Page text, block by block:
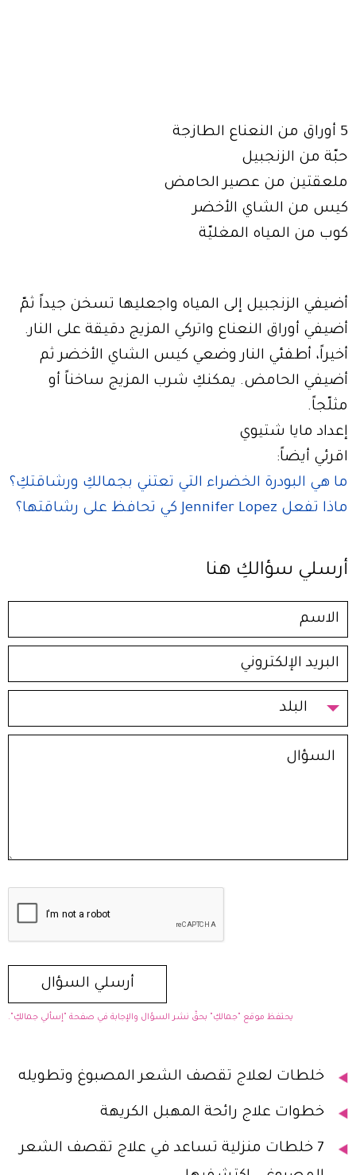
5 أوراق من النعناع الطازجة
حبّة من الزنجبيل
ملعقتين من عصير الحامض
كيس من الشاي الأخضر
كوب من المياه المغليّة
أضيفي الزنجبيل إلى المياه واجعليها تسخن جيداً ثمّ
أضيفي أوراق النعناع واتركي المزيج دقيقة على النار.
أخيراً، أطفئي النار وضعي كيس الشاي الأخضر ثم
أضيفي الحامض. يمكنكِ شرب المزيج ساخناً أو
مثلّجاً.
إعداد مايا شتيوي
اقرئي أيضاً:
ما هي البودرة الخضراء التي تعتني بجمالكِ ورشاقتكِ؟
ماذا تفعل Jennifer Lopez كي تحافظ على رشاقتها؟
أرسلي سؤالكِ هنا
البلد
يحتفظ موقع "جمالكِ" بحقّ نشر السؤال والإجابة في صفحة "إسألي جمالكِ".
خلطات لعلاج تقصف الشعر المصبوغ وتطويله
خطوات علاج رائحة المهبل الكريهة
7 خلطات منزلية تساعد في علاج تقصف الشعر